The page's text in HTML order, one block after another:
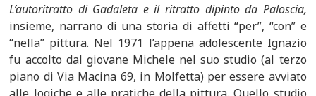
L’autoritratto di Gadaleta e il ritratto dipinto da Paloscia,
insieme, narrano di una storia di affetti “per”, “con” e
“nella” pittura. Nel 1971 l’appena adolescente Ignazio
fu accolto dal giovane Michele nel suo studio (al terzo
piano di Via Macina 69, in Molfetta) per essere avviato